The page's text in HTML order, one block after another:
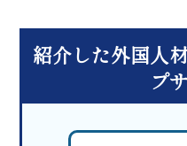
紹介した外国人
プ